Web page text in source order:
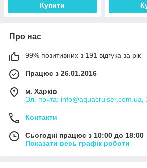
Купити
Про нас
99% позитивних з 191 відгука за рік
Працює з 26.01.2016
м. Харків
Эл. почта: info@aquacruiser.com.ua,
Контакти
Сьогодні працює з 10:00 до 18:00
Показати весь графік роботи